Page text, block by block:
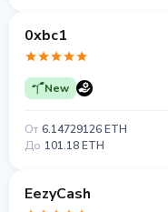
0xbc1
New
От 6.14729126 ETH
До 101.18 ETH
EezyCash